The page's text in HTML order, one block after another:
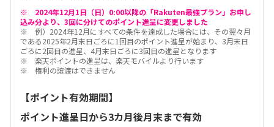
※ 2024年12月1日（日）0:00以降の「Rakuten最強プラン」お申し
込み分より、3回に分けてのポイント進呈に変更しました
※ 例）2024年12月にすべての条件を達成した場合には、その翌々月
である2025年2月末日ごろに1回目のポイント進呈が始まり、3月末日
ごろに2回目の進呈、4月末日ごろに3回目の進呈となります
※ 楽天ポイントの進呈は、楽天モバイルより行います
※ 権利の譲渡はできません
【ポイント有効期間】
ポイント進呈日から3カ月後月末まで有効